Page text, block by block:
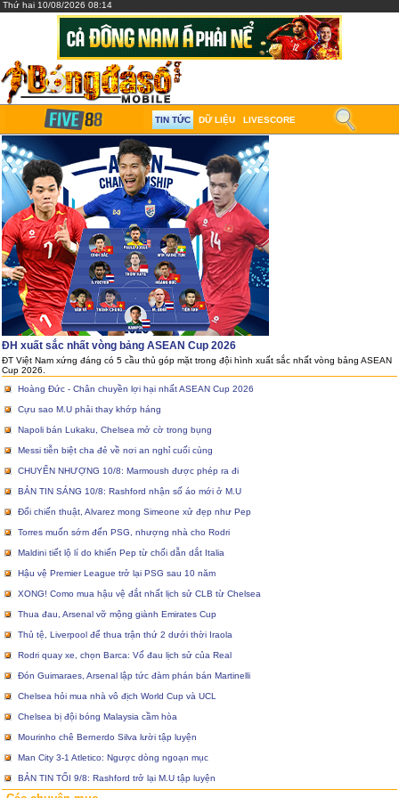
Thứ hai 10/08/2026 08:14
TIN TỨC DỮ LIỆU LIVESCORE
ĐH xuất sắc nhất vòng bảng ASEAN Cup 2026
ĐT Việt Nam xứng đáng có 5 cầu thủ góp mặt trong đội hình xuất sắc nhất vòng bảng ASEAN
Cup 2026.
Hoàng Đức - Chân chuyền lợi hại nhất ASEAN Cup 2026
Cựu sao M.U phải thay khớp háng
Napoli bán Lukaku, Chelsea mở cờ trong bụng
Messi tiễn biệt cha đẻ về nơi an nghỉ cuối cùng
CHUYỂN NHƯỢNG 10/8: Marmoush được phép ra đi
BẢN TIN SÁNG 10/8: Rashford nhận số áo mới ở M.U
Đổi chiến thuật, Alvarez mong Simeone xử đẹp như Pep
Torres muốn sớm đến PSG, nhượng nhà cho Rodri
Maldini tiết lộ lí do khiến Pep từ chối dẫn dắt Italia
Hậu vệ Premier League trở lại PSG sau 10 năm
XONG! Como mua hậu vệ đắt nhất lịch sử CLB từ Chelsea
Thua đau, Arsenal vỡ mộng giành Emirates Cup
Thủ tệ, Liverpool để thua trận thứ 2 dưới thời Iraola
Rodri quay xe, chọn Barca: Vố đau lịch sử của Real
Đón Guimaraes, Arsenal lập tức đàm phán bán Martinelli
Chelsea hỏi mua nhà vô địch World Cup và UCL
Chelsea bị đội bóng Malaysia cầm hòa
Mourinho chê Bernerdo Silva lười tập luyện
Man City 3-1 Atletico: Ngược dòng ngoạn mục
BẢN TIN TỐI 9/8: Rashford trở lại M.U tập luyện